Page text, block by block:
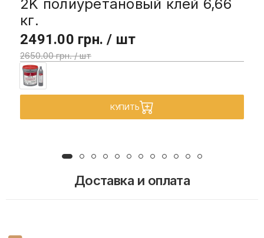
2K полиуретановый клей 6,66
кг.
2491.00 грн. / шт
2650.00 грн. / шт
КУПИТЬ
Доставка и оплата